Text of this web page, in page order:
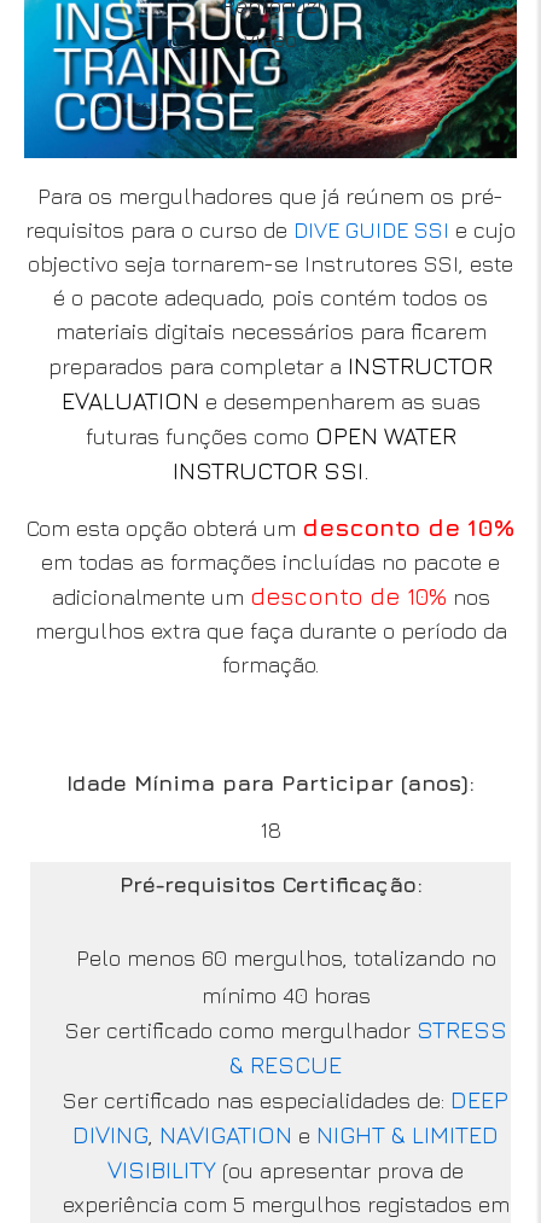
Para os mergulhadores que já reúnem os pré-
requisitos para o curso de DIVE GUIDE SSI e cujo
objectivo seja tornarem-se Instrutores SSI, este
é o pacote adequado, pois contém todos os
materiais digitais necessários para ficarem
preparados para completar a INSTRUCTOR
EVALUATION e desempenharem as suas
futuras funções como OPEN WATER
INSTRUCTOR SSI
Com esta opção obterá um desconto de 10%
em todas as formações incluídas no pacote e
adicionalmente um desconto de 10% nos
mergulhos extra que faça durante o período da
formação.
Idade Mínima para Participar (anos):
18
Pré-requisitos Certificação:
Pelo menos 60 mergulhos, totalizando no
mínimo 40 horas
Ser certificado como mergulhadorSTRESS
& RESCUE
Ser certificado nas especialidades de: DEEP
DIVING NAVIGATION e NIGHT & LIMITED
VISIBILITY (ou apresentar prova de
experiência com 5 mergulhos registados em